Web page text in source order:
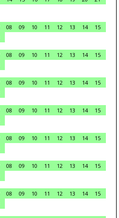
08 09 10 11 12 13 14
15
08 09 10 11 12 13 14
15
08 09 10 11 12 13 14
15
08 09 10 11 12 13 14
15
08 09 10 11 12 13 14
15
08 09 10 11 12 13 14
15
08 09 10 11 12 13 14
15